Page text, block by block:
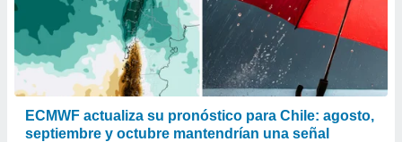
ECMWF actualiza su pronóstico para Chile: agosto,
septiembre y octubre mantendrían una señal